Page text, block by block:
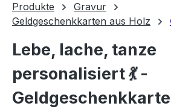
Produkte
Gravur
Geldgeschenkkarten aus Holz
Lebe, lache, tanze
personalisiert 💃 -
Geldgeschenkkarte